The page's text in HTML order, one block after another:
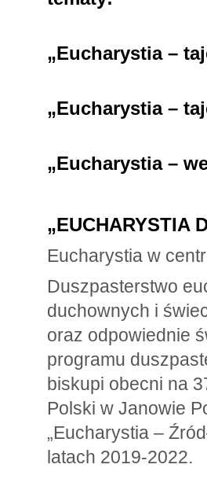
„Eucharystia –
„Eucharystia –
„Eucharystia –
„EUCHARYSTIA
Eucharystia w
Duszpasterstwo
duchownych i
oraz odpowiednie
programu
biskupi obecni na
Polski w Janowie
„Eucharystia –
latach 2019-2022.